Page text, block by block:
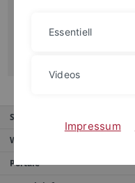
Raum 2.11
Service
Weitere Angebote
Portale
Essentiell
Videos
Impressum